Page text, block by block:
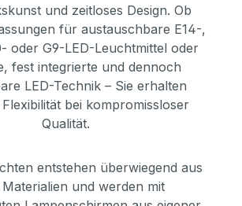
und zeitloses Design. Ob
für austauschbare E14-,
oder G9-LED-Leuchtmittel oder
fest integrierte und dennoch
LED-Technik – Sie erhalten
Flexibilität bei kompromissloser
Qualität.
entstehen überwiegend aus
und werden mit